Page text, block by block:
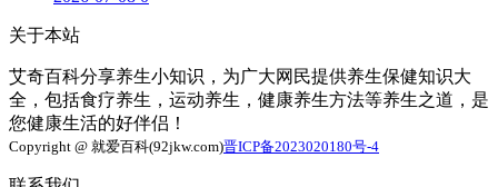
关于本站
艾奇百科分享养生小知识，为广大网民提供养生保健知识大
全，包括食疗养生，运动养生，健康养生方法等养生之道，是
您健康生活的好伴侣！
Copyright @ 就爱百科(92jkw.com)晋ICP备2023020180号-4